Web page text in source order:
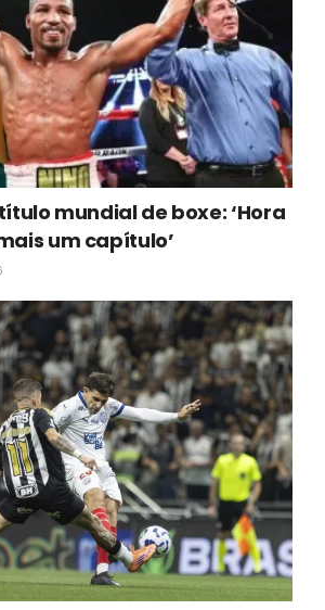
mundial de boxe: ‘Hora
um capítulo’